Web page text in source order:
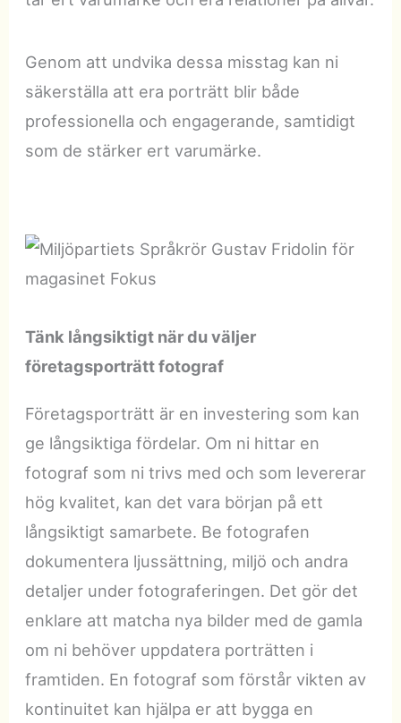
Genom att undvika dessa misstag kan ni
säkerställa att era porträtt blir både
professionella och engagerande, samtidigt
som de stärker ert varumärke.
Tänk långsiktigt när du väljer
företagsporträtt fotograf
Företagsporträtt är en investering som kan
ge långsiktiga fördelar. Om ni hittar en
fotograf som ni trivs med och som levererar
hög kvalitet, kan det vara början på ett
långsiktigt samarbete. Be fotografen
dokumentera ljussättning, miljö och andra
detaljer under fotograferingen. Det gör det
enklare att matcha nya bilder med de gamla
om ni behöver uppdatera porträtten i
framtiden. En fotograf som förstår vikten av
kontinuitet kan hjälpa er att bygga en